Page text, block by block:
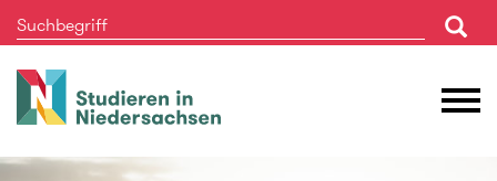
Studieren
in